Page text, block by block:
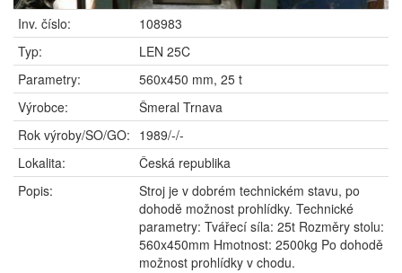
Inv. číslo:
108983
Typ:
LEN 25C
Parametry:
560x450 mm, 25 t
Výrobce:
Šmeral Trnava
Rok výroby/SO/GO: 1989/-/-
Lokalita:
Česká republika
Popis:
Stroj je v dobrém technickém stavu, po
dohodě možnost prohlídky. Technické
parametry: Tvářecí síla: 25t Rozměry stolu:
560x450mm Hmotnost: 2500kg Po dohodě
možnost prohlídky v chodu.